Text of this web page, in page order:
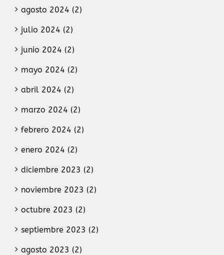
agosto 2024 (2)
julio 2024 (2)
junio 2024 (2)
mayo 2024 (2)
abril 2024 (2)
marzo 2024 (2)
febrero 2024 (2)
enero 2024 (2)
diciembre 2023 (2)
noviembre 2023 (2)
octubre 2023 (2)
septiembre 2023 (2)
agosto 2023 (2)